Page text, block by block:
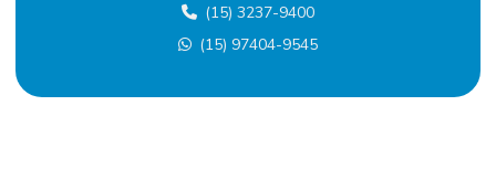
Custo terceirização mão de obra
Empresa De Manutenção Predial
(15) 3237-9400
(15) 97404-9545